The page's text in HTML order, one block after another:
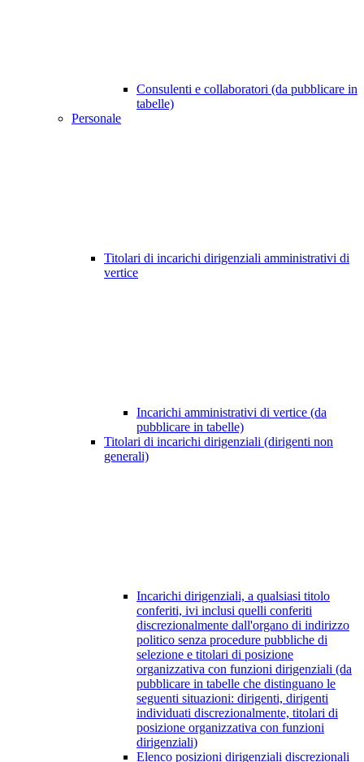
Consulenti e collaboratori (da pubblicare in
tabelle)
Personale
Titolari di incarichi dirigenziali amministrativi di
vertice
Incarichi amministrativi di vertice (da
pubblicare in tabelle)
Titolari di incarichi dirigenziali (dirigenti non
generali)
Incarichi dirigenziali, a qualsiasi titolo
conferiti, ivi inclusi quelli conferiti
discrezionalmente dall'organo di indirizzo
politico senza procedure pubbliche di
selezione e titolari di posizione
organizzativa con funzioni dirigenziali (da
pubblicare in tabelle che distinguano le
seguenti situazioni: dirigenti, dirigenti
individuati discrezionalmente, titolari di
posizione organizzativa con funzioni
dirigenziali)
Elenco posizioni dirigenziali discrezionali